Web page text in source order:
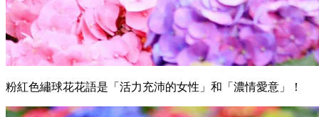
粉紅色繡球花花語是「活力充沛的女性」和「濃情愛意」！